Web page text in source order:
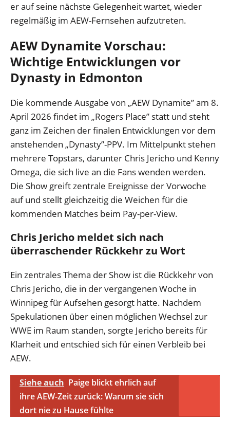
er auf seine nächste Gelegenheit wartet, wieder
regelmäßig im AEW-Fernsehen aufzutreten.
AEW Dynamite Vorschau:
Wichtige Entwicklungen vor
Dynasty in Edmonton
Die kommende Ausgabe von „AEW Dynamite” am 8.
April 2026 findet im „Rogers Place” statt und steht
ganz im Zeichen der finalen Entwicklungen vor dem
anstehenden „Dynasty”-PPV. Im Mittelpunkt stehen
mehrere Topstars, darunter Chris Jericho und Kenny
Omega, die sich live an die Fans wenden werden.
Die Show greift zentrale Ereignisse der Vorwoche
auf und stellt gleichzeitig die Weichen für die
kommenden Matches beim Pay-per-View.
Chris Jericho meldet sich nach
überraschender Rückkehr zu Wort
Ein zentrales Thema der Show ist die Rückkehr von
Chris Jericho, die in der vergangenen Woche in
Winnipeg für Aufsehen gesorgt hatte. Nachdem
Spekulationen über einen möglichen Wechsel zur
WWE im Raum standen, sorgte Jericho bereits für
Klarheit und entschied sich für einen Verbleib bei
AEW.
Siehe auch Paige blickt ehrlich auf
ihre AEW-Zeit zurück: Warum sie sich
dort nie zu Hause fühlte